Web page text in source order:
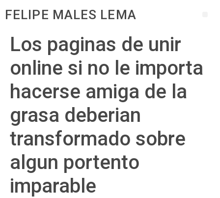
FELIPE MALES LEMA
Los paginas de unir
online si no le importa
hacerse amiga de la
grasa deberian
transformado sobre
algun portento
imparable